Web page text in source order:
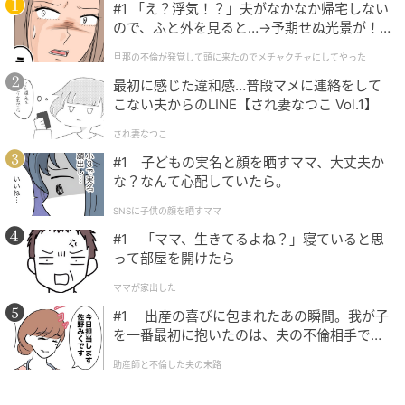
#1 「え？浮気！？」夫がなかなか帰宅しない
ので、ふと外を見ると…→予期せぬ光景が！
クチャにしてやった
旦那の不倫が発覚して頭に来たのでメチャクチャにしてやった
最初に感じた違和感…普段マメに連絡をして
こない夫からのLINE【され妻なつこ Vol.1】
され妻なつこ
#1 子どもの実名と顔を晒すママ、大丈夫か
な？なんて心配していたら。
SNSに子供の顔を晒すママ
#1 「ママ、生きてるよね？」寝ていると思
って部屋を開けたら
ママが家出した
#1 出産の喜びに包まれたあの瞬間。我が子
を一番最初に抱いたのは、夫の不倫相手でし
助産師と不倫した夫の末路